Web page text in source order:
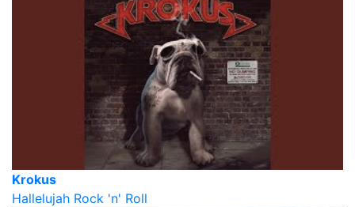
Krokus
Hallelujah Rock 'n' Roll